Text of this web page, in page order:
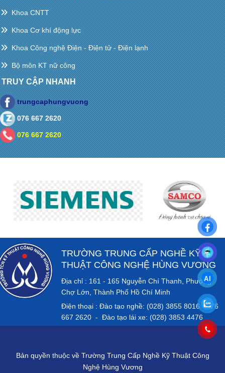
Khoa CNTT
Khoa Cơ khí động lực
Khoa Công nghệ Điện - Điện tử - Điện lạnh
Bộ môn KT nữ công
TRUY CẬP NHANH
trungcaphungvuong
076 667 2620
076 667 2620
TRƯỜNG TRUNG CẤP NGHỀ KỸ
THUẬT CÔNG NGHỆ HÙNG VƯƠNG
Địa chỉ : 161 - 165 Nguyễn Chí Thanh, Phường
Chợ Lớn, Thành Phố Hồ Chí Minh
Điện thoại : Đào tạo nghề: (028) 3855 8016 - 076
667 2620 - Đào tạo lái xe: (028) 3853 4476
Bản quyền thuộc về Trường Trung Cấp Nghề Kỹ Thuật Công
Nghệ Hùng Vương